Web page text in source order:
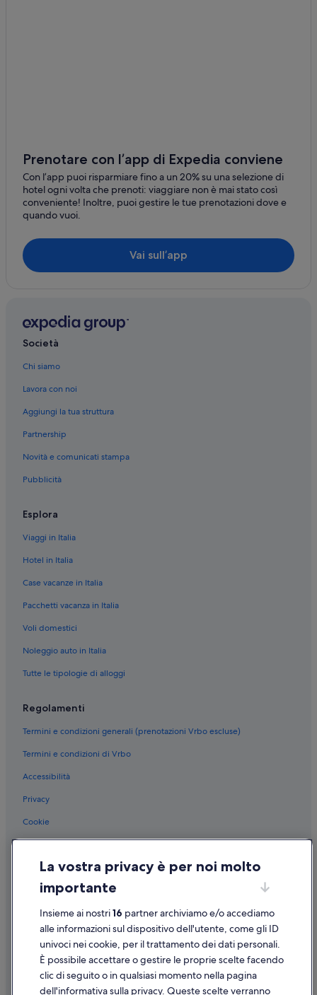
Prenotare con l’app di Expedia conviene
Con l’app puoi risparmiare fino a un 20% su una selezione di
hotel ogni volta che prenoti: viaggiare non è mai stato così
conveniente! Inoltre, puoi gestire le tue prenotazioni dove e
quando vuoi.
Vai sull’app
Società
Chi siamo
Lavora con noi
Aggiungi la tua struttura
Partnership
Novità e comunicati stampa
Pubblicità
Esplora
Viaggi in Italia
Hotel in Italia
Case vacanze in Italia
Pacchetti vacanza in Italia
Voli domestici
Noleggio auto in Italia
Tutte le tipologie di alloggi
Regolamenti
Termini e condizioni generali (prenotazioni Vrbo escluse)
Termini e condizioni di Vrbo
Accessibilità
Privacy
Cookie
Informazioni legali/Contatti
Linee guida sui contenuti e segnalazione dei contenuti
Supporto
Assistenza clienti
Contattaci
Come cancellare un volo
La vostra privacy è per noi molto
importante
Insieme ai nostri16 partner archiviamo e/o accediamo
alle informazioni sul dispositivo dell'utente, come gli ID
univoci nei cookie, per il trattamento dei dati personali.
È possibile accettare o gestire le proprie scelte facendo
clic di seguito o in qualsiasi momento nella pagina
dell'informativa sulla privacy. Queste scelte verranno